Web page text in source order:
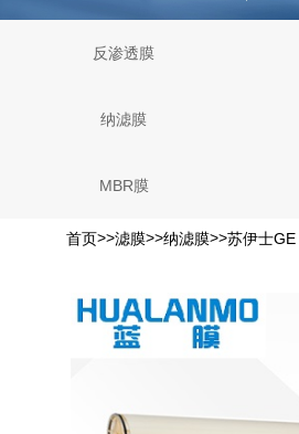
反渗透膜
纳滤膜
MBR膜
首页>>滤膜>>纳滤膜>>苏伊士GE